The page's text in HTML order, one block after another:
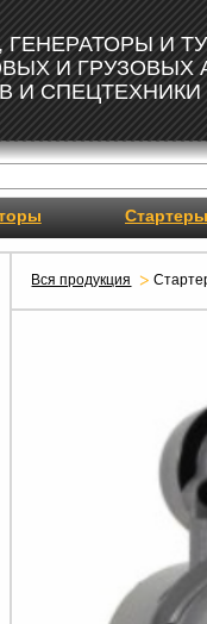
ГЕНЕРАТОРЫ И
И ГРУЗОВЫХ
И СПЕЦТЕХНИКИ
Стартеры
Вся продукция